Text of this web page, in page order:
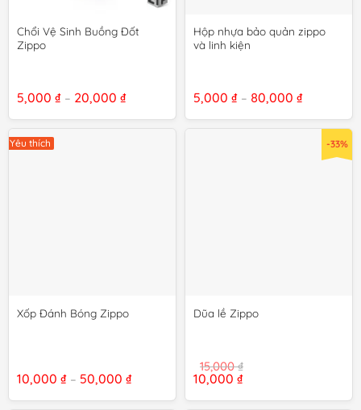
Chổi Vệ Sinh Buồng Đốt
Zippo
5,000 ₫ – 20,000 ₫Khoảng
từ
Hộp nhựa bảo quản zippo
và linh kiện
5,000 ₫ – 80,000 ₫Khoảng
từ
5,000 ₫
80,000 ₫
Yêu thích
Xốp Đánh Bóng Zippo
10,000 ₫ – 50,000 ₫Khoảng
từ
-33%
Dũa lề Zippo
15,000₫
Giá
gốc
là:
10,000 ₫Giá
tại